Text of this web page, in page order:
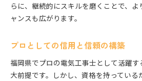
らに、継続的にスキルを磨くことで、
ャンスも広がります。
プロとしての信用と信頼の構築
福岡県でプロの電気工事士として活躍
大前提です。しかし、資格を持ってい